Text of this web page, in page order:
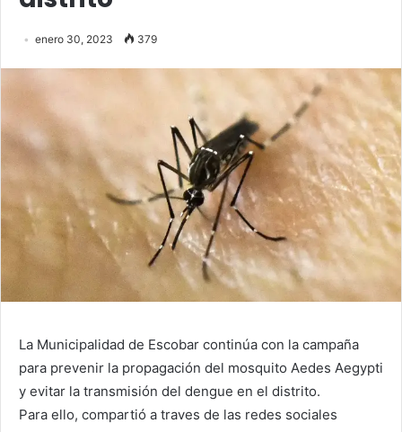
enero 30, 2023 379
La Municipalidad de Escobar continúa con la campaña
para prevenir la propagación del mosquito Aedes Aegypti
y evitar la transmisión del dengue en el distrito.
Para ello, compartió a traves de las redes sociales